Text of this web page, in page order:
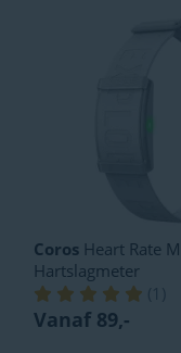
Coros Heart Rate
Hartslagmeter
(
Vanaf 89,-